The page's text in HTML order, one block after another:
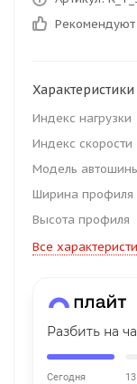
Рекомендуют
Характеристики
Индекс нагрузки
Индекс скорости
Модель
Ширина профиля
Высота профиля
Все
Разбить на
Сегодня